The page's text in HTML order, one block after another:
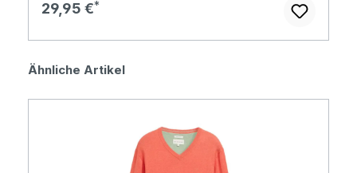
Regulärer Preis:
29,95 €
Produktgalerie überspringen
Ähnliche Artikel